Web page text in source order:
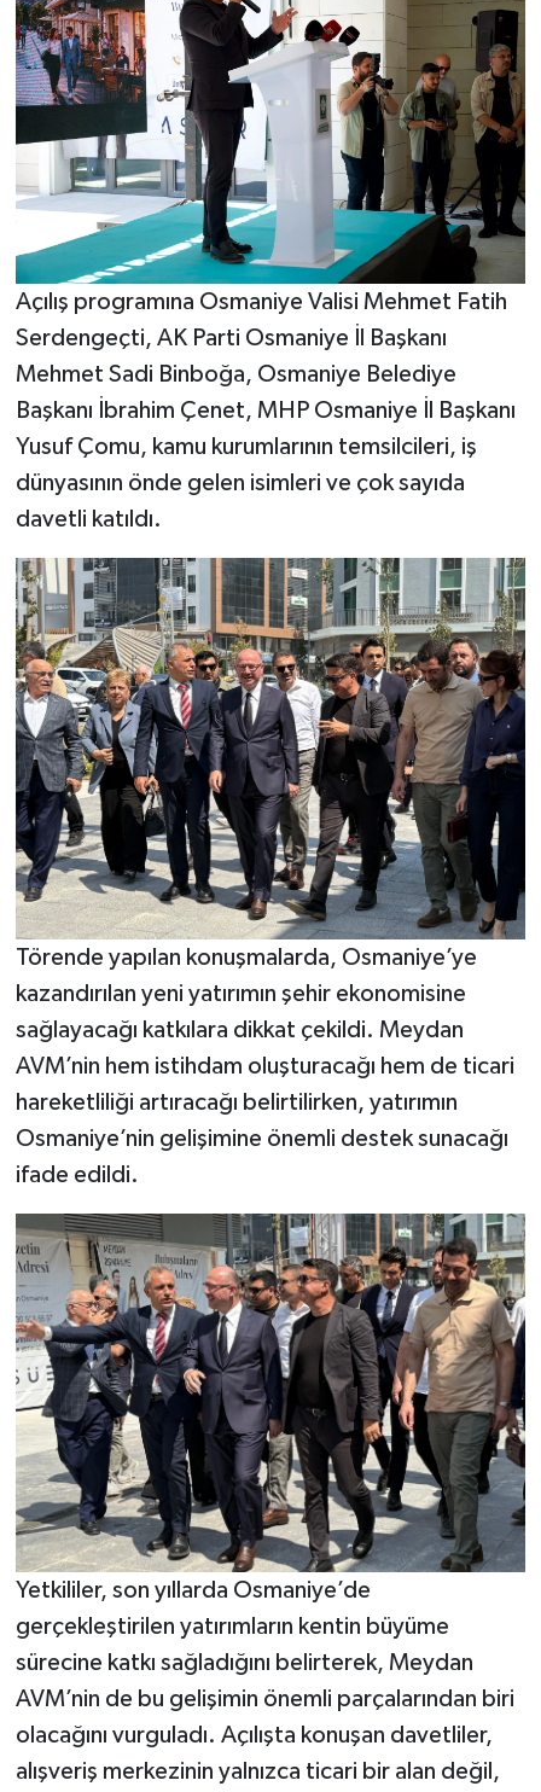
Açılış programına Osmaniye Valisi Mehmet Fatih
Serdengeçti, AK Parti Osmaniye İl Başkanı
Mehmet Sadi Binboğa, Osmaniye Belediye
Başkanı İbrahim Çenet, MHP Osmaniye İl Başkanı
Yusuf Çomu, kamu kurumlarının temsilcileri, iş
dünyasının önde gelen isimleri ve çok sayıda
davetli katıldı.
Törende yapılan konuşmalarda, Osmaniye’ye
kazandırılan yeni yatırımın şehir ekonomisine
sağlayacağı katkılara dikkat çekildi. Meydan
AVM’nin hem istihdam oluşturacağı hem de ticari
hareketliliği artıracağı belirtilirken, yatırımın
Osmaniye’nin gelişimine önemli destek sunacağı
ifade edildi.
Yetkililer, son yıllarda Osmaniye’de
gerçekleştirilen yatırımların kentin büyüme
sürecine katkı sağladığını belirterek, Meydan
AVM’nin de bu gelişimin önemli parçalarından biri
olacağını vurguladı. Açılışta konuşan davetliler,
alışveriş merkezinin yalnızca ticari bir alan değil,